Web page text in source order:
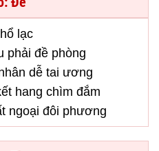
lạc
phải đề phòng
dễ tai ương
hang chìm đắm
ngoại đôi phương